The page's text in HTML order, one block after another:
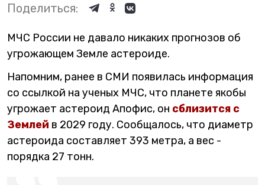
Поделиться:
МЧС России не давало никаких прогнозов об
угрожающем Земле астероиде.
Напомним, ранее в СМИ появилась информация
со ссылкой на ученых МЧС, что планете якобы
угрожает астероид Апофис, он сблизится с
Землей в 2029 году. Сообщалось, что диаметр
астероида составляет 393 метра, а вес -
порядка 27 тонн.